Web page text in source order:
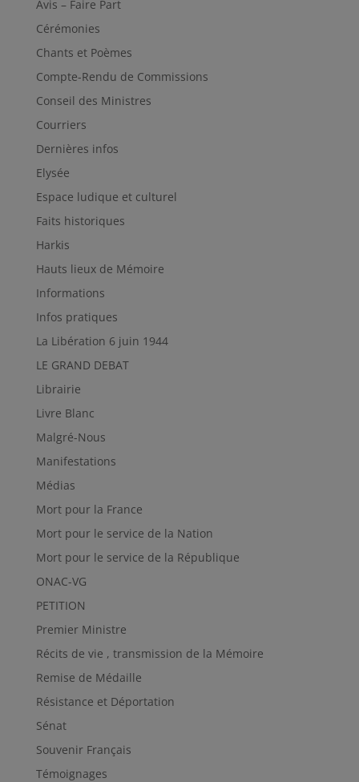
Avis – Faire Part
Cérémonies
Chants et Poèmes
Compte-Rendu de Commissions
Conseil des Ministres
Courriers
Dernières infos
Elysée
Espace ludique et culturel
Faits historiques
Harkis
Hauts lieux de Mémoire
Informations
Infos pratiques
La Libération 6 juin 1944
LE GRAND DEBAT
Librairie
Livre Blanc
Malgré-Nous
Manifestations
Médias
Mort pour la France
Mort pour le service de la Nation
Mort pour le service de la République
ONAC-VG
PETITION
Premier Ministre
Récits de vie , transmission de la Mémoire
Remise de Médaille
Résistance et Déportation
Sénat
Souvenir Français
Témoignages